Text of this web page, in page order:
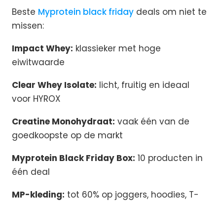
Beste Myprotein black friday deals om niet te
missen:
Impact Whey: klassieker met hoge
eiwitwaarde
Clear Whey Isolate: licht, fruitig en ideaal
voor HYROX
Creatine Monohydraat: vaak één van de
goedkoopste op de markt
Myprotein Black Friday Box: 10 producten in
één deal
MP-kleding: tot 60% op joggers, hoodies, T-